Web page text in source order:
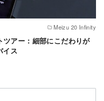
Meizu 20 Infinity
アー：細部にこだわりが
イス